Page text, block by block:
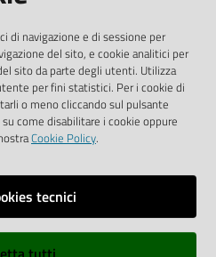
di navigazione e di sessione per
del sito, e cookie analitici per
sito da parte degli utenti. Utilizza
per fini statistici. Per i cookie di
o meno cliccando sul pulsante
come disabilitare i cookie oppure
Cookie Policy.
tecnici